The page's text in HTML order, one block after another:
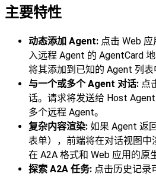
主要特性
动态添加 Agent: 点击 Web
入远程 Agent 的 AgentCard
将其添加到已知的 Agent 列表
与一个或多个 Agent 对话: 点
话。请求将发送给 Host
多个远程 Agent。
复杂内容渲染: 如果 Agent 返
表单），前端将在对话视图
在 A2A 格式和 Web 应用的原
探索 A2A 任务: 点击历史记录